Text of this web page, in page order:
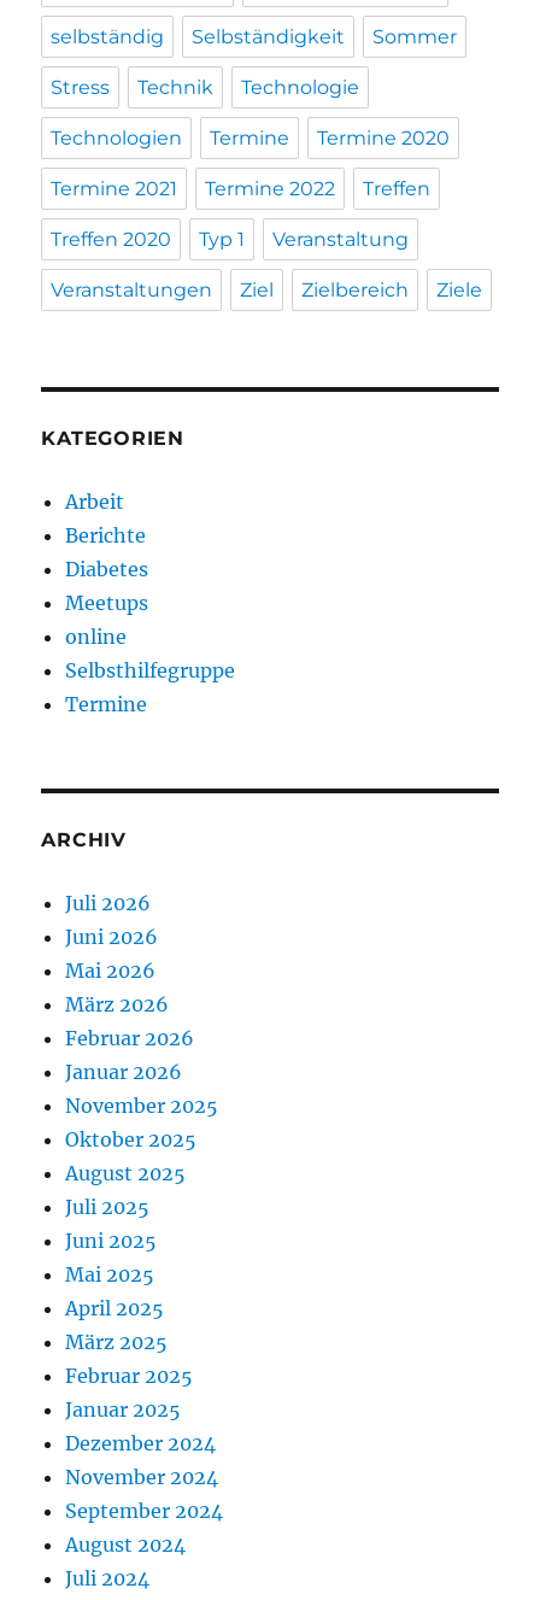
selbständig Selbständigkeit Sommer
Stress Technik Technologie
Technologien Termine Termine 2020
Termine 2021 Termine 2022 Treffen
Treffen 2020 Typ 1 Veranstaltung
Veranstaltungen Ziel Zielbereich Ziele
KATEGORIEN
Arbeit
Berichte
Diabetes
Meetups
online
Selbsthilfegruppe
Termine
ARCHIV
Juli 2026
Juni 2026
Mai 2026
März 2026
Februar 2026
Januar 2026
November 2025
Oktober 2025
August 2025
Juli 2025
Juni 2025
Mai 2025
April 2025
März 2025
Februar 2025
Januar 2025
Dezember 2024
November 2024
September 2024
August 2024
Juli 2024